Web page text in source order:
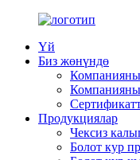
Үй
Биз жөнүндө
Продукциялар
Чексиз
Болот кур